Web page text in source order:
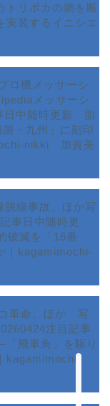
トリポカの網を断
実装するイニシエ
ロ機メッサーシ
メッサーシ
日中随時更新 胎
・九州」に刻印
nikki 加賀美
線事故、ほか写
事日中随時更
滅を「16番
｜kagamimochi-
革命、ほか 写
注目記事
飛車角」を駆り
kagamimochi-
ホーム
ービス
キング